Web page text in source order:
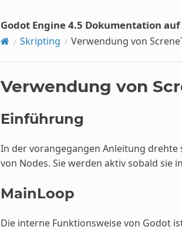
Godot Engine 4.5 Dokumentation
Skripting Verwendung von
Verwendung von
Einführung
In der vorangegangen Anleitung drehte
von Nodes. Sie werden aktiv sobald sie
MainLoop
Die interne Funktionsweise von Godot